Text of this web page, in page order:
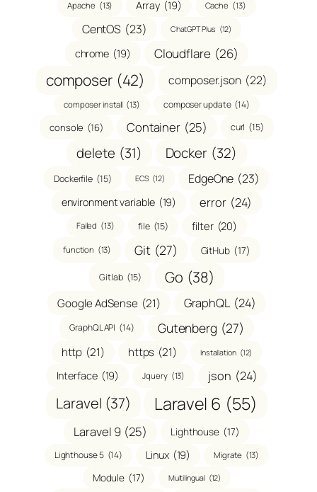
Apache (13) Array (19) Cache (13)
CentOS (23) ChatGPT Plus (12)
chrome (19) Cloudflare (26)
composer (42) composer.json (22)
composer install (13) composer update (14)
console (16) Container (25) curl (15)
delete (31) Docker (32)
Dockerfile (15) ECS (12) EdgeOne (23)
environment variable (19) error (24)
Failed (13) file (15) filter (20)
function (13) Git (27) GitHub (17)
Gitlab (15) Go (38)
Google AdSense (21) GraphQL (24)
GraphQL API (14) Gutenberg (27)
http (21) https (21) Installation (12)
Interface (19) Jquery (13) json (24)
Laravel (37) Laravel 6 (55)
Laravel 9 (25) Lighthouse (17)
Lighthouse 5 (14) Linux (19) Migrate (13)
Module (17) Multilingual (12)